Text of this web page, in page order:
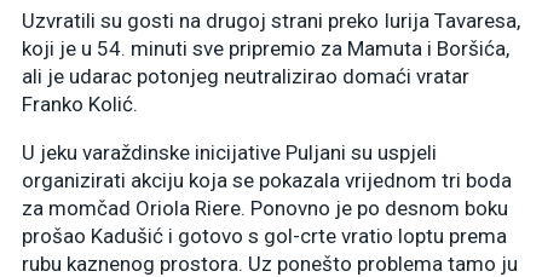
Uzvratili su gosti na drugoj strani preko Iurija Tavaresa,
koji je u 54. minuti sve pripremio za Mamuta i Boršića,
ali je udarac potonjeg neutralizirao domaći vratar
Franko Kolić.
U jeku varaždinske inicijative Puljani su uspjeli
organizirati akciju koja se pokazala vrijednom tri boda
za momčad Oriola Riere. Ponovno je po desnom boku
prošao Kadušić i gotovo s gol-crte vratio loptu prema
rubu kaznenog prostora. Uz ponešto problema tamo ju